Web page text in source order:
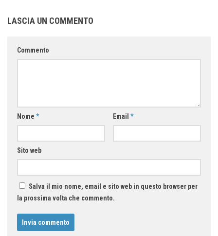
LASCIA UN COMMENTO
Commento
Nome * Email *
Sito web
Salva il mio nome, email e sito web in questo browser per
la prossima volta che commento.